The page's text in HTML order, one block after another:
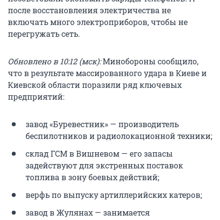
после восстановления электричества не
включать много электроприборов, чтобы не
перегружать сеть.
Обновлено в 10:12 (мск):Минобороны сообщило,
что в результате массированного удара в Киеве и
Киевской области поразили ряд ключевых
предприятий:
завод «Буревестник» — производитель
беспилотников и радиолокационной техники;
склад ГСМ в Вишневом — его запасы
задействуют для экстренных поставок
топлива в зону боевых действий;
верфь по выпуску артиллерийских катеров;
завод в Жулянах — занимается